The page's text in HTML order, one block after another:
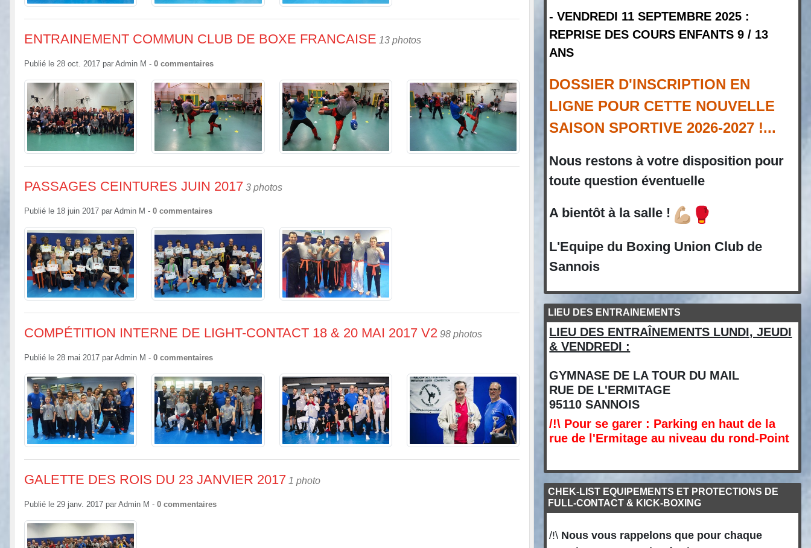
ENTRAINEMENT COMMUN CLUB DE BOXE FRANCAISE 13 photos
Publié le 28 oct. 2017 par Admin M - 0 commentaires
PASSAGES CEINTURES JUIN 2017 3 photos
Publié le 18 juin 2017 par Admin M - 0 commentaires
COMPÉTITION INTERNE DE LIGHT-CONTACT 18 & 20 MAI 2017 V2 98 photos
Publié le 28 mai 2017 par Admin M - 0 commentaires
GALETTE DES ROIS DU 23 JANVIER 2017 1 photo
Publié le 29 janv. 2017 par Admin M - 0 commentaires
- VENDREDI 11 SEPTEMBRE 2025 :
REPRISE DES COURS ENFANTS 9 / 13
ANS
DOSSIER D'INSCRIPTION EN
LIGNE POUR CETTE NOUVELLE
SAISON SPORTIVE 2026-2027 !...
Nous restons à votre disposition pour
toute question éventuelle
A bientôt à la salle !
L'Equipe du Boxing Union Club de
Sannois
LIEU DES ENTRAINEMENTS
LIEU DES ENTRAÎNEMENTS LUNDI, JEUDI
& VENDREDI :
GYMNASE DE LA TOUR DU MAIL
RUE DE L'ERMITAGE
95110 SANNOIS
/!\ Pour se garer : Parking en haut de la
rue de l'Ermitage au niveau du rond-Point
CHEK-LIST EQUIPEMENTS ET PROTECTIONS DE
FULL-CONTACT & KICK-BOXING
/!\ Nous vous rappelons que pour chaque